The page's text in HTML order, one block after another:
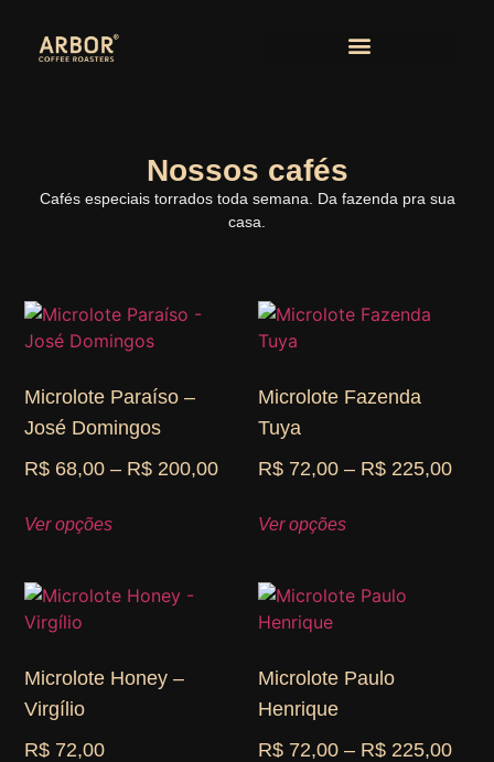
Nossos cafés
Cafés especiais torrados toda semana. Da fazenda pra sua
casa.
Microlote Paraíso –
José Domingos
R$ 68,00 – R$ 200,00
Ver opções
Microlote Fazenda
Tuya
R$ 72,00 – R$ 225,00
Ver opções
Microlote Honey –
Virgílio
R$ 72,00
Microlote Paulo
Henrique
R$ 72,00 – R$ 225,00